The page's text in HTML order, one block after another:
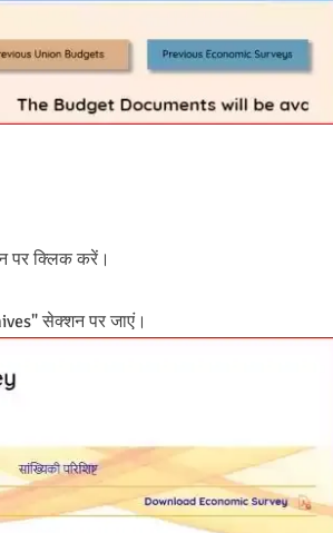
पर क्लिक करें।
सेक्शन पर जाएं।